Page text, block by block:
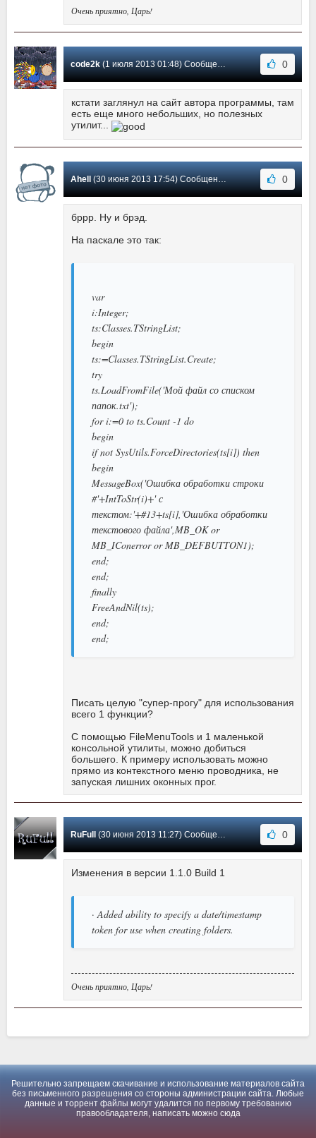
Очень приятно, Царь!
code2k(1 июля 2013 01:48) Сообщение #2 0
кстати заглянул на сайт автора программы, там
есть еще много небольших, но полезных
утилит...
Ahell(30 июня 2013 17:54) Сообщение #1 0
бррр. Ну и брэд.
На паскале это так:
var
i:Integer;
ts:Classes.TStringList;
begin
ts:=Classes.TStringList.Create;
try
ts.LoadFromFile('Мой файл со списком
папок.txt');
for i:=0 to ts.Count -1 do
begin
if not SysUtils.ForceDirectories(ts[i]) then
begin
MessageBox('Ошибка обработки строки
#'+IntToStr(i)+' с
текстом:'+#13+ts[i],'Ошибка обработки
текстового файла',MB_OK or
MB_IConerror or MB_DEFBUTTON1);
end;
end;
finally
FreeAndNil(ts);
end;
end;
Писать целую "супер-прогу" для использования
всего 1 функции?
С помощью FileMenuTools и 1 маленькой
консольной утилиты, можно добиться
большего. К примеру использовать можно
прямо из контекстного меню проводника, не
запуская лишних оконных прог.
RuFull(30 июня 2013 11:27) Сообщение #0 0
Изменения в версии 1.1.0 Build 1
· Added ability to specify a date/timestamp
token for use when creating folders.
Очень приятно, Царь!
Решительно запрещаем скачивание и использование материалов сайта
без письменного разрешения со стороны администрации сайта. Любые
данные и торрент файлы могут удалится по первому требованию
правообладателя, написать можно сюда